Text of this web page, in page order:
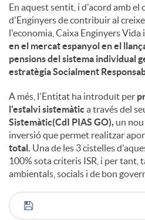
En aquest sentit, i d'acord amb el
d'Enginyers de contribuir al
l'economia, Caixa Enginyers Vida
en el mercat espanyol en el
pensions del sistema individual
estratègia Socialment
A més, l'Entitat ha introduït per
l'estalvi sistemàtica través del
Sistemàtic(CdI PIAS GO), un
inversió que permet realitzar
total. Una de les 3 cistelles
100% sota criteris ISR, i per tant,
ambientals, socials i de bon